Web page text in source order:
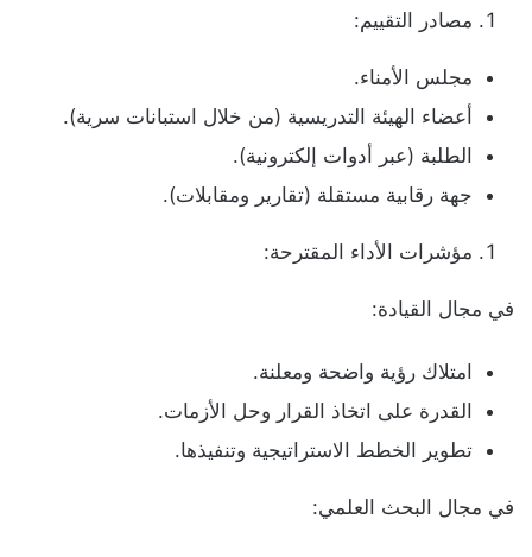
مصادر التقييم:
مجلس الأمناء.
أعضاء الهيئة التدريسية (من خلال استبانات سرية).
الطلبة (عبر أدوات إلكترونية).
جهة رقابية مستقلة (تقارير ومقابلات).
مؤشرات الأداء المقترحة:
في مجال القيادة:
امتلاك رؤية واضحة ومعلنة.
القدرة على اتخاذ القرار وحل الأزمات.
تطوير الخطط الاستراتيجية وتنفيذها.
في مجال البحث العلمي: